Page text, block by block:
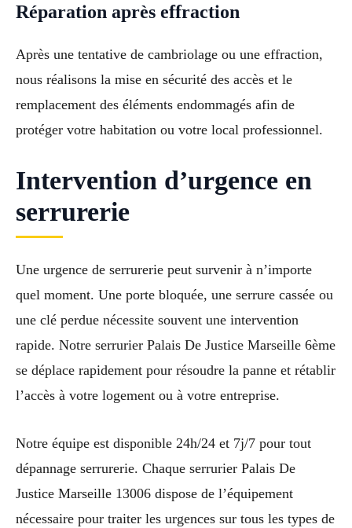
Réparation après effraction
Après une tentative de cambriolage ou une effraction,
nous réalisons la mise en sécurité des accès et le
remplacement des éléments endommagés afin de
protéger votre habitation ou votre local professionnel.
Intervention d’urgence en
serrurerie
Une urgence de serrurerie peut survenir à n’importe
quel moment. Une porte bloquée, une serrure cassée ou
une clé perdue nécessite souvent une intervention
rapide. Notre serrurier Palais De Justice Marseille 6ème
se déplace rapidement pour résoudre la panne et rétablir
l’accès à votre logement ou à votre entreprise.
Notre équipe est disponible 24h/24 et 7j/7 pour tout
dépannage serrurerie. Chaque serrurier Palais De
Justice Marseille 13006 dispose de l’équipement
nécessaire pour traiter les urgences sur tous les types de